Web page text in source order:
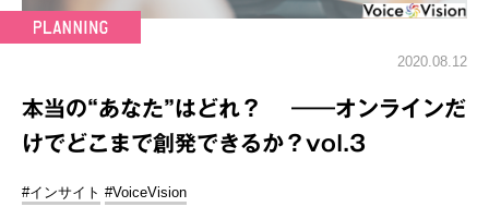
2020.08.12
本当の“あなた”はどれ？ ――オンラインだ
けでどこまで創発できるか？vol.3
#インサイト #VoiceVision